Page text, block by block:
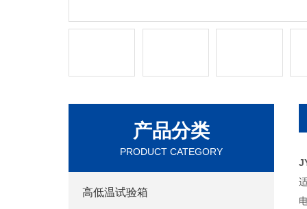
产品分类
PRODUCT CATEGORY
高低温试验箱